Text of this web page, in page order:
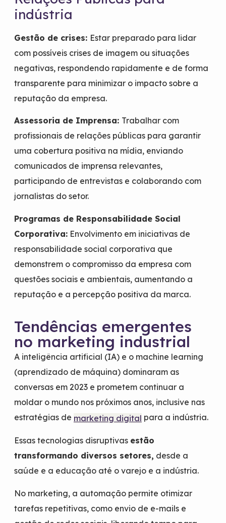
indústria
Gestão de crises: Estar preparado para lidar
com possíveis crises de imagem ou situações
negativas, respondendo rapidamente e de forma
transparente para minimizar o impacto sobre a
reputação da empresa.
Assessoria de Imprensa: Trabalhar com
profissionais de relações públicas para garantir
uma cobertura positiva na mídia, enviando
comunicados de imprensa relevantes,
participando de entrevistas e colaborando com
jornalistas do setor.
Programas de Responsabilidade Social
Corporativa:Envolvimento em iniciativas de
responsabilidade social corporativa que
demonstrem o compromisso da empresa com
questões sociais e ambientais, aumentando a
reputação e a percepção positiva da marca.
Tendências emergentes
no marketing industrial
A inteligência artificial (IA) e o machine learning
(aprendizado de máquina) dominaram as
conversas em 2023 e prometem continuar a
moldar o mundo nos próximos anos, inclusive nas
estratégias de marketing digital para a indústria.
Essas tecnologias disruptivas estão
transformando diversos setores, desde a
saúde e a educação até o varejo e a indústria.
No marketing, a automação permite otimizar
tarefas repetitivas, como envio de e-mails e